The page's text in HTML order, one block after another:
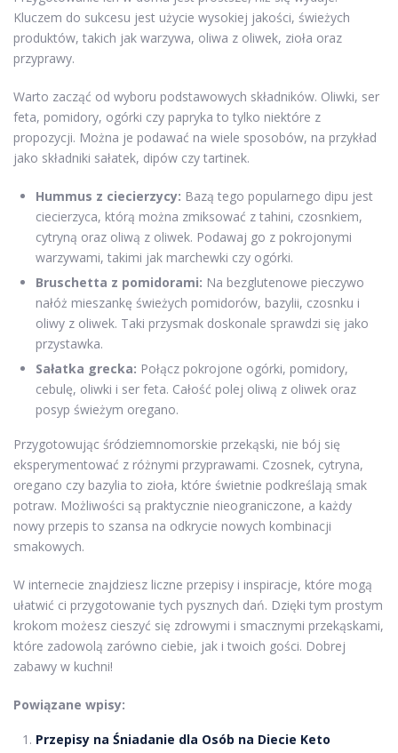
Kluczem do sukcesu jest użycie wysokiej jakości, świeżych
produktów, takich jak warzywa, oliwa z oliwek, zioła oraz
przyprawy.
Warto zacząć od wyboru podstawowych składników. Oliwki, ser
feta, pomidory, ogórki czy papryka to tylko niektóre z
propozycji. Można je podawać na wiele sposobów, na przykład
jako składniki sałatek, dipów czy tartinek.
Hummus z ciecierzycy: Bazą tego popularnego dipu jest
ciecierzyca, którą można zmiksować z tahini, czosnkiem,
cytryną oraz oliwą z oliwek. Podawaj go z pokrojonymi
warzywami, takimi jak marchewki czy ogórki.
Bruschetta z pomidorami: Na bezglutenowe pieczywo
nałóż mieszankę świeżych pomidorów, bazylii, czosnku i
oliwy z oliwek. Taki przysmak doskonale sprawdzi się jako
przystawka.
Sałatka grecka: Połącz pokrojone ogórki, pomidory,
cebulę, oliwki i ser feta. Całość polej oliwą z oliwek oraz
posyp świeżym oregano.
Przygotowując śródziemnomorskie przekąski, nie bój się
eksperymentować z różnymi przyprawami. Czosnek, cytryna,
oregano czy bazylia to zioła, które świetnie podkreślają smak
potraw. Możliwości są praktycznie nieograniczone, a każdy
nowy przepis to szansa na odkrycie nowych kombinacji
smakowych.
W internecie znajdziesz liczne przepisy i inspiracje, które mogą
ułatwić ci przygotowanie tych pysznych dań. Dzięki tym prostym
krokom możesz cieszyć się zdrowymi i smacznymi przekąskami,
które zadowolą zarówno ciebie, jak i twoich gości. Dobrej
zabawy w kuchni!
Powiązane wpisy:
Przepisy na Śniadanie dla Osób na Diecie Keto